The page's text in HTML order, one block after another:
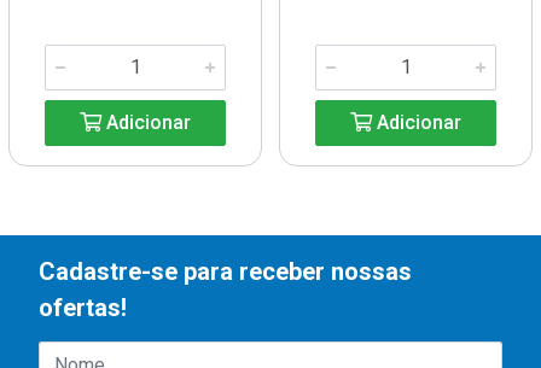
Adicionar Adicionar
Cadastre-se para receber nossas
ofertas!